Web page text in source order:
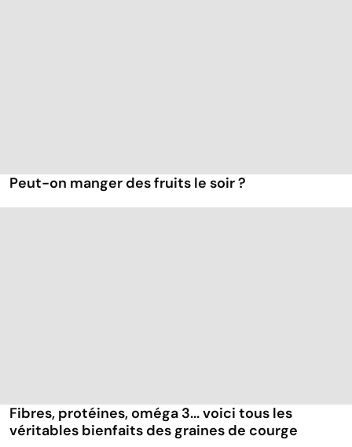
Peut-on manger des fruits le soir ?
Fibres, protéines, oméga 3... voici tous les
véritables bienfaits des graines de courge